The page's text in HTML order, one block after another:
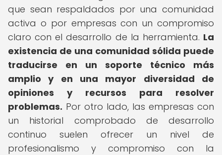
que sean respaldados por una comunidad
activa o por empresas con un compromiso
claro con el desarrollo de la herramienta. La
existencia de una comunidad sólida puede
traducirse en un soporte técnico más
amplio y en una mayor diversidad de
opiniones y recursos para resolver
problemas. Por otro lado, las empresas con
un historial comprobado de desarrollo
continuo suelen ofrecer un nivel de
profesionalismo y compromiso con la